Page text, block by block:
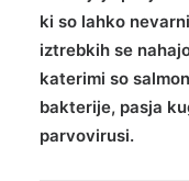
ki so lahko
iztrebkih se
katerimi so
bakterije, pasja
parvovirusi.